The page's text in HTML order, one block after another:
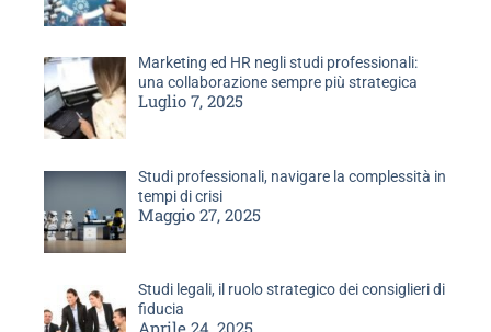
Marketing ed HR negli studi professionali:
una collaborazione sempre più strategica
Luglio 7, 2025
Studi professionali, navigare la complessità in
tempi di crisi
Maggio 27, 2025
Studi legali, il ruolo strategico dei consiglieri di
fiducia